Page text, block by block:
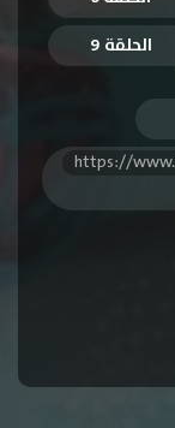
الحلقة 9
الحلقة 15
الحلقة 30
https://